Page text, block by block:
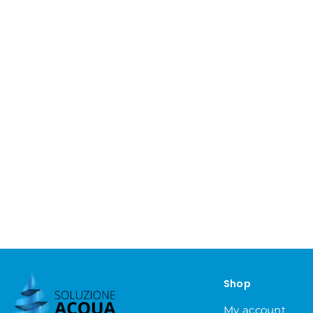
Shop
My account